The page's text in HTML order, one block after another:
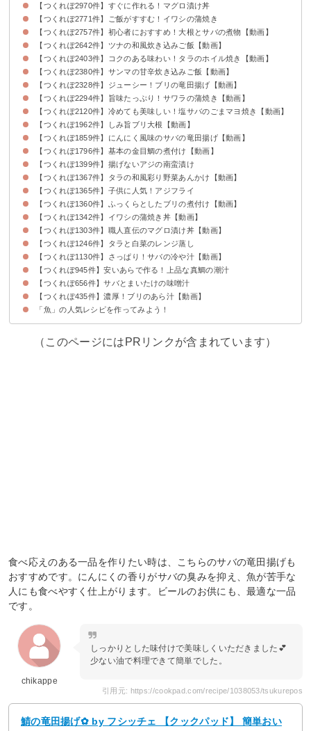
【つくれぽ2970件】すぐに作れる！マグロ漬け丼
【つくれぽ2771件】ご飯がすすむ！イワシの蒲焼き
【つくれぽ2757件】初心者におすすめ！大根とサバの煮物【動画】
【つくれぽ2642件】ツナの和風炊き込みご飯【動画】
【つくれぽ2403件】コクのある味わい！タラのホイル焼き【動画】
【つくれぽ2380件】サンマの甘辛炊き込みご飯【動画】
【つくれぽ2328件】ジューシー！ブリの竜田揚げ【動画】
【つくれぽ2294件】旨味たっぷり！サワラの蒲焼き【動画】
【つくれぽ2120件】冷めても美味しい！塩サバのごまマヨ焼き【動画】
【つくれぽ1962件】しみ旨ブリ大根【動画】
【つくれぽ1859件】にんにく風味のサバの竜田揚げ【動画】
【つくれぽ1796件】基本の金目鯛の煮付け【動画】
【つくれぽ1399件】揚げないアジの南蛮漬け
【つくれぽ1367件】タラの和風彩り野菜あんかけ【動画】
【つくれぽ1365件】子供に人気！アジフライ
【つくれぽ1360件】ふっくらとしたブリの煮付け【動画】
【つくれぽ1342件】イワシの蒲焼き丼【動画】
【つくれぽ1303件】職人直伝のマグロ漬け丼【動画】
【つくれぽ1246件】タラと白菜のレンジ蒸し
【つくれぽ1130件】さっぱり！サバの冷や汁【動画】
【つくれぽ945件】安いあらで作る！上品な真鯛の潮汁
【つくれぽ656件】サバとまいたけの味噌汁
【つくれぽ435件】濃厚！ブリのあら汁【動画】
「魚」の人気レシピを作ってみよう！
（このページにはPRリンクが含まれています）
食べ応えのある一品を作りたい時は、こちらのサバの竜田揚げも
おすすめです。にんにくの香りがサバの臭みを抑え、魚が苦手な
人にも食べやすく仕上がります。ビールのお供にも、最適な一品
です。
chikappe
しっかりとした味付けで美味しくいただきました💕
少ない油で料理できて簡単でした。
引用元: https://cookpad.com/recipe/1038053/tsukurepos
鯖の竜田揚げ✿ by フシッチェ 【クックパッド】 簡単おい